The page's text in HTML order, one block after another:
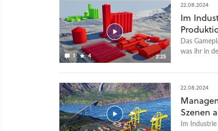
Early
Forum
Grafik und
generelle
das
20 Jahre
die Demo-
1 4 2:25
22.08.2024
Im
Das
was ihr in
mit Zahlen,
Industrie
auf den
22.08.2024
Szenen
Im